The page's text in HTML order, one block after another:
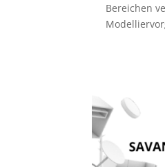
Bereichen